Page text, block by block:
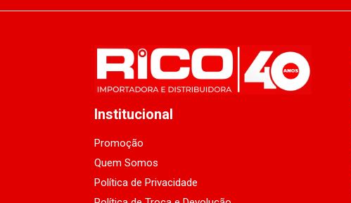
Institucional
Promoção
Quem Somos
Política de Privacidade